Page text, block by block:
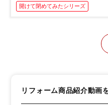
開けて閉めてみたシリーズ
リフォーム商品紹介動画